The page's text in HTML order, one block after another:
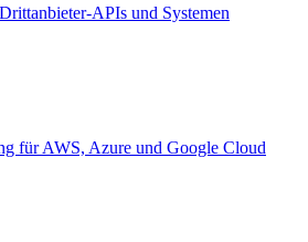
APIs und Systemen
für AWS, Azure und Google Cloud